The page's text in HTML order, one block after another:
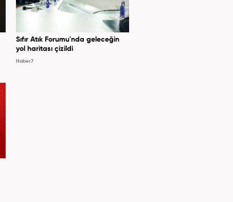
Sıfır Atık Forumu'nda geleceğin
yol haritası çizildi
Haber7